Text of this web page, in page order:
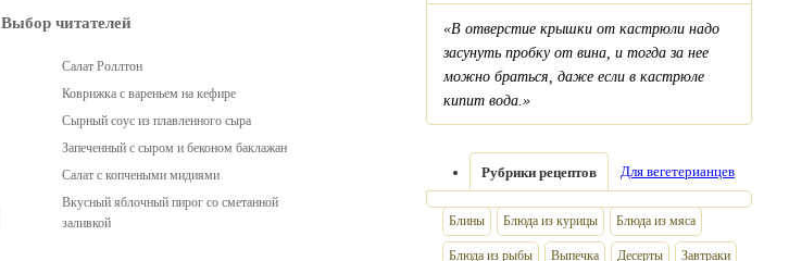
«В отверстие крышки от кастрюли надо
засунуть пробку от вина, и тогда за нее
можно браться, даже если в кастрюле
кипит вода.»
Рубрики рецептов Для вегетерианцев
Блины Блюда из курицы Блюда из мяса
Блюда из рыбы Выпечка Десерты Завтраки
Выбор читателей
Салат Роллтон
Коврижка с вареньем на кефире
Сырный соус из плавленного сыра
Запеченный с сыром и беконом баклажан
Салат с копчеными мидиями
Вкусный яблочный пирог со сметанной
заливкой